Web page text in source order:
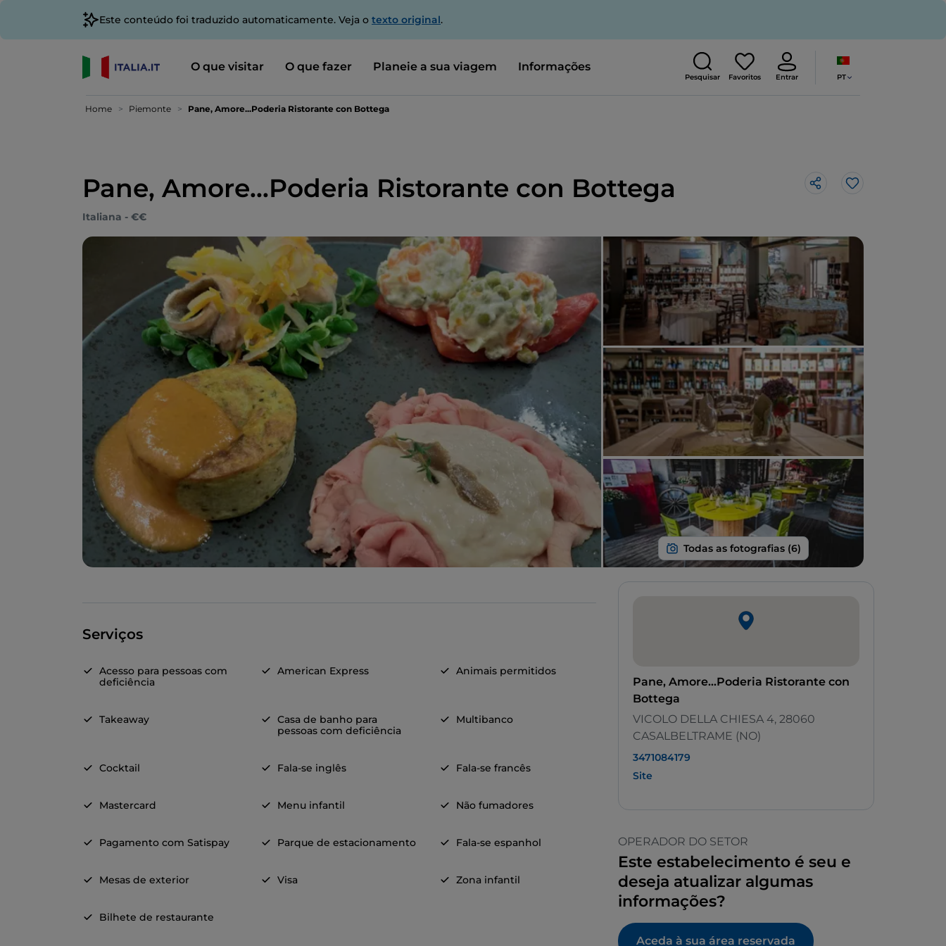
Este conteúdo foi traduzido automaticamente. Veja o texto original.
O que visitar O que fazer Planeie a sua viagem Informações
Pesquisar Favoritos Entrar PT
Home Piemonte Pane, Amore...Poderia Ristorante con Bottega
Pane, Amore...Poderia Ristorante con Bottega Gosto
Italiana - €€
Serviços
Acesso para pessoas com
deficiência
American Express Animais permitidos
Takeaway
Casa de banho para
pessoas com deficiência
Multibanco
Cocktail Fala-se inglês Fala-se francês
Mastercard Menu infantil Não fumadores
Pagamento com Satispay Parque de estacionamento Fala-se espanhol
Mesas de exterior Visa Zona infantil
Bilhete de restaurante
Pane, Amore...Poderia Ristorante con
Bottega
VICOLO DELLA CHIESA 4, 28060
CASALBELTRAME (NO)
3471084179
Site
OPERADOR DO SETOR
Este estabelecimento é seu e
deseja atualizar algumas
informações?
Aceda à sua área reservada